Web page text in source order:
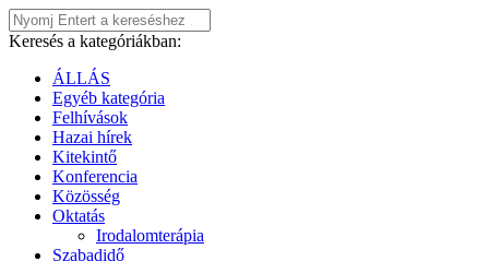
Keresés a kategóriákban:
ÁLLÁS
Egyéb kategória
Felhívások
Hazai hírek
Kitekintő
Konferencia
Közösség
Oktatás
Irodalomterápia
Szabadidő